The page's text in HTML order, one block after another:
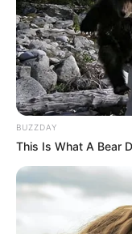
особливо цікаво,
підлеглих
Анатолій
відповідальності
замішаний у
наступних
Микола Журбенко
Навігація
Закарпатці
BUZZDAY
This Is What A Bear